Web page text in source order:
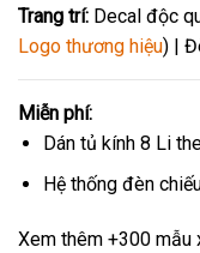
Trang trí: Decal độc
Logo thương hiệu) |
Miễn phí:
Dán tủ kính 8 Li
Hệ thống đèn
Xem thêm +300 mẫu